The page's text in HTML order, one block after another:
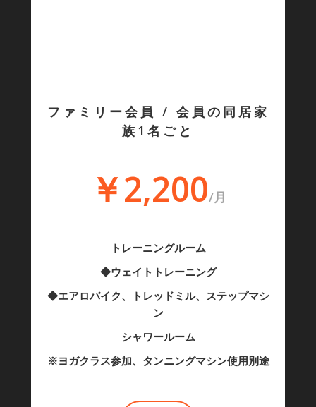
【WEBメディア掲載】 ＼本当に通いた
ファミリー会員 / 会員の同居家
族1名ごと
￥2,200/月
トレーニングルーム
◆ウェイトトレーニング
◆エアロバイク、トレッドミル、ステップマシ
ン
シャワールーム
※ヨガクラス参加、タンニングマシン使用別途